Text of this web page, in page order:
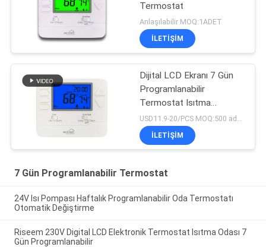
Termostat
Anlaşılabilir MOQ:1ADET
İLETIŞIM
Dijital LCD Ekranı 7 Gün
Programlanabilir
Termostat Isıtma
Soğutma Sistemi
USD11.9-20/PCS MOQ:500 adet.
İLETIŞIM
7 Gün Programlanabilir Termostat
24V Isı Pompası Haftalık Programlanabilir Oda Termostatı
Otomatik Değiştirme
Riseem 230V Digital LCD Elektronik Termostat Isıtma Odası 7
Gün Programlanabilir